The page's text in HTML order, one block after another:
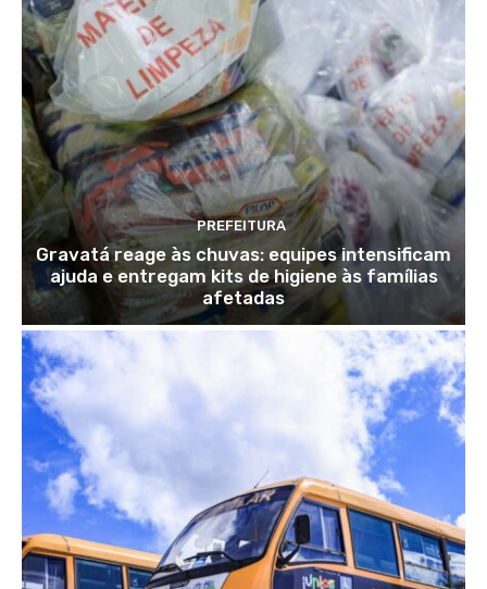
PREFEITURA
Gravatá reage às chuvas: equipes intensificam
ajuda e entregam kits de higiene às famílias
afetadas